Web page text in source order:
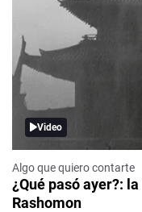
Video
Algo que quiero contarte
¿Qué pasó ayer?:
Rashomon